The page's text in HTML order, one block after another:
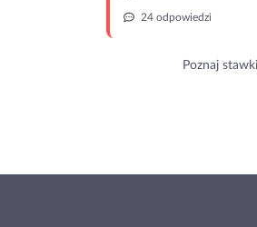
24 odpowiedzi
Poznaj